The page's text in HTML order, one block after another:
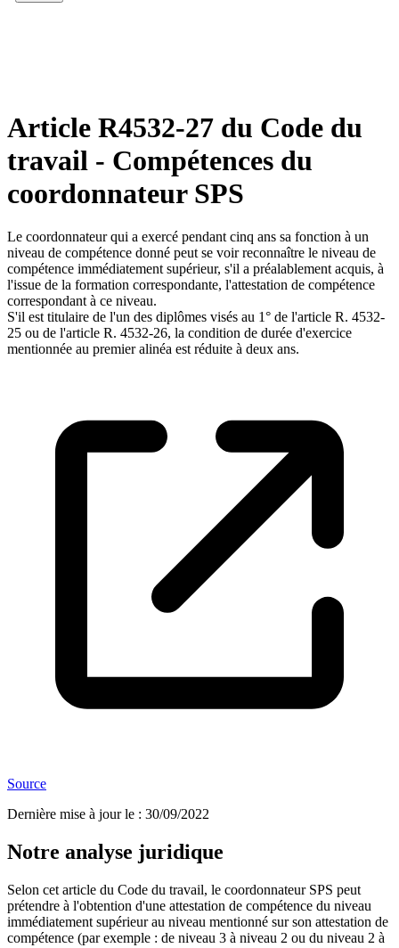
Article R4532-27 du Code du
travail - Compétences du
coordonnateur SPS
Le coordonnateur qui a exercé pendant cinq ans sa fonction à un
niveau de compétence donné peut se voir reconnaître le niveau de
compétence immédiatement supérieur, s'il a préalablement acquis, à
l'issue de la formation correspondante, l'attestation de compétence
correspondant à ce niveau.
S'il est titulaire de l'un des diplômes visés au 1° de l'article R. 4532-
25 ou de l'article R. 4532-26, la condition de durée d'exercice
mentionnée au premier alinéa est réduite à deux ans.
Source
Dernière mise à jour le : 30/09/2022
Notre analyse juridique
Selon cet article du Code du travail, le coordonnateur SPS peut
prétendre à l'obtention d'une attestation de compétence du niveau
immédiatement supérieur au niveau mentionné sur son attestation de
compétence (par exemple : de niveau 3 à niveau 2 ou du niveau 2 à